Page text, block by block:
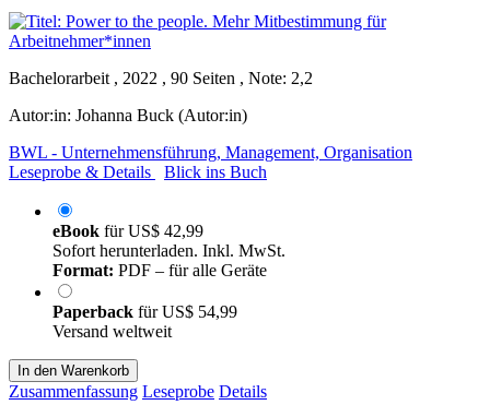
Bachelorarbeit , 2022 , 90 Seiten , Note: 2,2
Autor:in: Johanna Buck (Autor:in)
BWL - Unternehmensführung, Management, Organisation
Leseprobe & Details
Blick ins Buch
eBook fürUS$ 42,99
Sofort herunterladen. Inkl. MwSt.
Format: PDF – für alle Geräte
Paperback fürUS$ 54,99
Versand weltweit
In den Warenkorb
Zusammenfassung Leseprobe Details